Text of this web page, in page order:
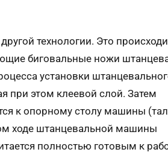
технологии. Это
биговальные ножи
установки
при этом клеевой слой. Затем
к опорному столу машины
ходе штанцевальной машины
полностью готовым к